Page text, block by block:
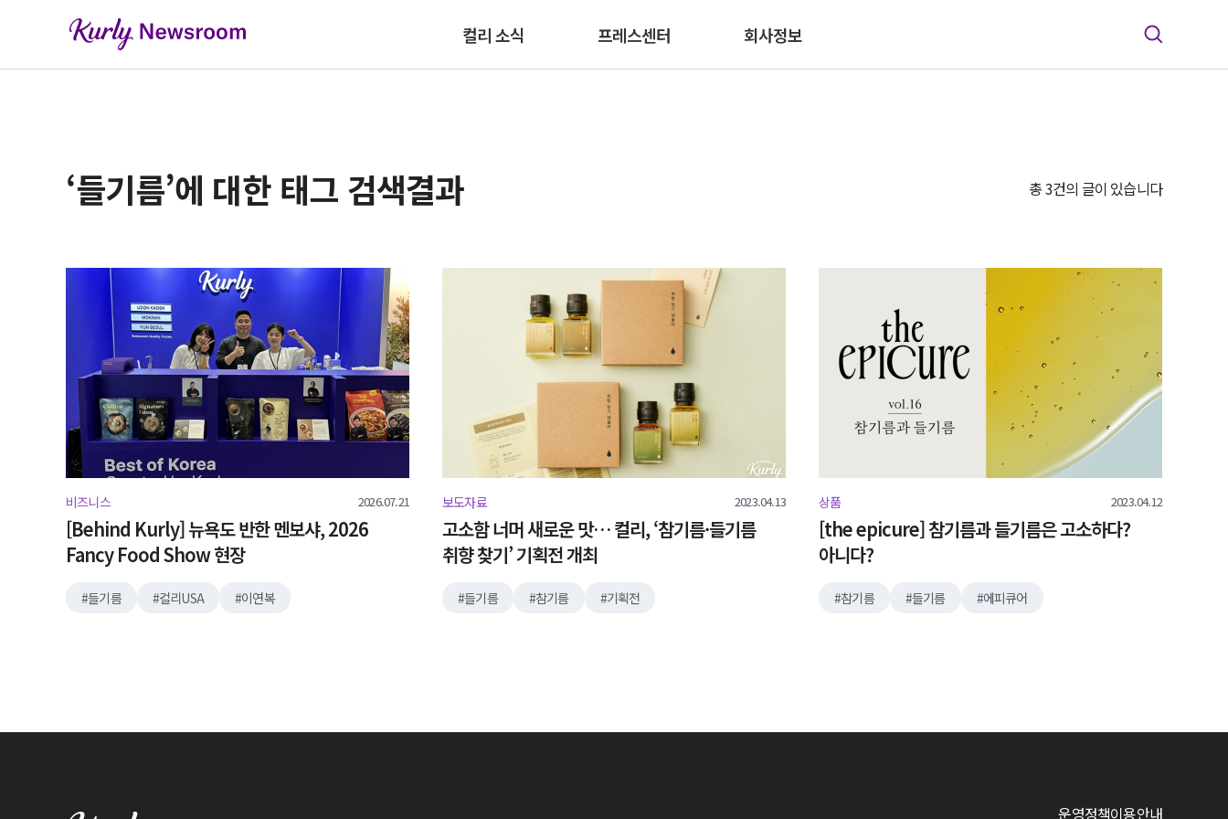
컬리 소식 프레스센터 회사정보
‘들기름’에 대한 태그 검색결과 총 3건의 글이 있습니다
비즈니스 2026.07.21
[Behind Kurly] 뉴욕도 반한 멘보샤, 2026
Fancy Food Show 현장
들기름 컬리USA 이연복
보도자료 2023.04.13
고소함 너머 새로운 맛… 컬리, ‘참기름·들기름
취향 찾기’ 기획전 개최
들기름 참기름 기획전
상품 2023.04.12
[the epicure] 참기름과 들기름은 고소하다?
아니다?
참기름 들기름 에피큐어
운영정책이용안내